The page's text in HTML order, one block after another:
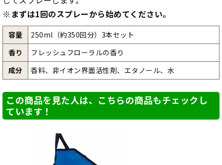
※まずは1回のスプレーから始めてください。
容量
250ml（約350回分）3本セット
香り
フレッシュフローラルの香り
成分
香料、非イオン界面活性剤、エタノール、水
この商品を見た人は、こちらの商品もチェックし
ています！